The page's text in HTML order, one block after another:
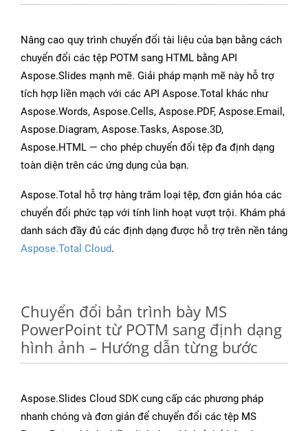
Nâng cao quy trình chuyển đổi tài liệu của bạn bằng cách
chuyển đổi các tệp POTM sang HTML bằng API
Aspose.Slides mạnh mẽ. Giải pháp mạnh mẽ này hỗ trợ
tích hợp liền mạch với các API Aspose.Total khác như
Aspose.Words, Aspose.Cells, Aspose.PDF, Aspose.Email,
Aspose.Diagram, Aspose.Tasks, Aspose.3D,
Aspose.HTML — cho phép chuyển đổi tệp đa định dạng
toàn diện trên các ứng dụng của bạn.
Aspose.Total hỗ trợ hàng trăm loại tệp, đơn giản hóa các
chuyển đổi phức tạp với tính linh hoạt vượt trội. Khám phá
danh sách đầy đủ các định dạng được hỗ trợ trên nền tảng
Aspose.Total Cloud.
Chuyển đổi bản trình bày MS
PowerPoint từ POTM sang định dạng
hình ảnh – Hướng dẫn từng bước
Aspose.Slides Cloud SDK cung cấp các phương pháp
nhanh chóng và đơn giản để chuyển đổi các tệp MS